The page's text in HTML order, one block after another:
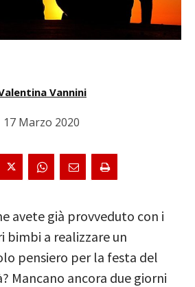
Vannini
17 Marzo 2020
avete già provveduto con i
bimbi a realizzare un
pensiero per la festa del
Mancano ancora due giorni